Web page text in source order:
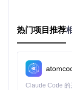
企业视频会议：
能。其自适应码
保在不稳定网络
热门项目推荐